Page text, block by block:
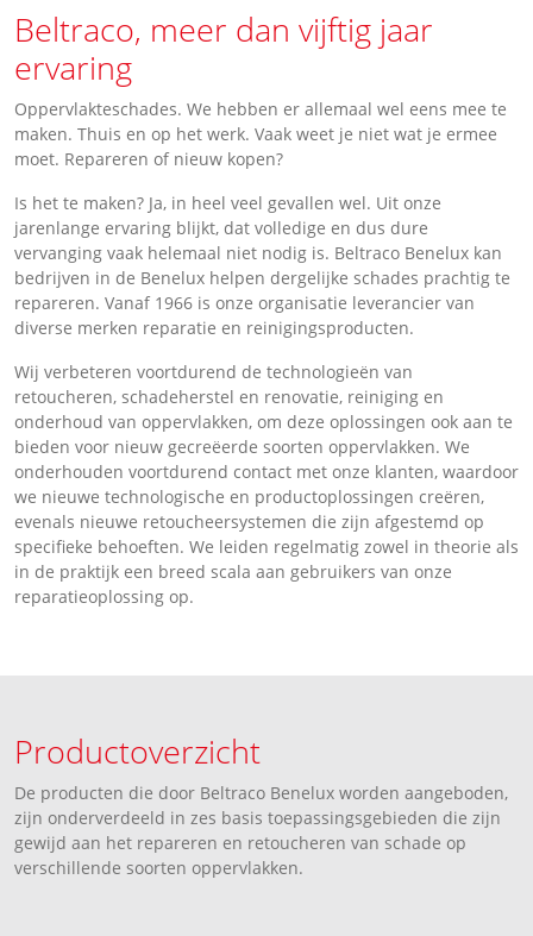
Beltraco, meer dan vijftig jaar
ervaring
Oppervlakteschades. We hebben er allemaal wel eens mee te
maken. Thuis en op het werk. Vaak weet je niet wat je ermee
moet. Repareren of nieuw kopen?
Is het te maken? Ja, in heel veel gevallen wel. Uit onze
jarenlange ervaring blijkt, dat volledige en dus dure
vervanging vaak helemaal niet nodig is. Beltraco Benelux kan
bedrijven in de Benelux helpen dergelijke schades prachtig te
repareren. Vanaf 1966 is onze organisatie leverancier van
diverse merken reparatie en reinigingsproducten.
Wij verbeteren voortdurend de technologieën van
retoucheren, schadeherstel en renovatie, reiniging en
onderhoud van oppervlakken, om deze oplossingen ook aan te
bieden voor nieuw gecreëerde soorten oppervlakken. We
onderhouden voortdurend contact met onze klanten, waardoor
we nieuwe technologische en productoplossingen creëren,
evenals nieuwe retoucheersystemen die zijn afgestemd op
specifieke behoeften. We leiden regelmatig zowel in theorie als
in de praktijk een breed scala aan gebruikers van onze
reparatieoplossing op.
Productoverzicht
De producten die door Beltraco Benelux worden aangeboden,
zijn onderverdeeld in zes basis toepassingsgebieden die zijn
gewijd aan het repareren en retoucheren van schade op
verschillende soorten oppervlakken.